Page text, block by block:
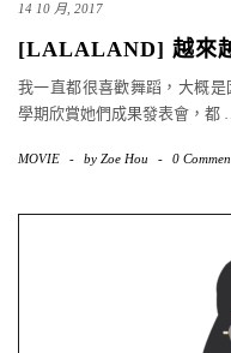
14 10 月, 2017
[LALALAND] 越來
我一直都很喜歡舞蹈，大概
學期欣賞她們成果發表會，都
MOVIE - by Zoe Hou - 0